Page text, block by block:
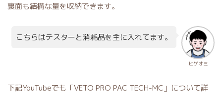
裏面も結構な量を収納できます。
ヒゲオミ
こちらはテスターと消耗品を主に入れてます。
下記YouTubeでも「VETO PRO PAC TECH-MC」について詳